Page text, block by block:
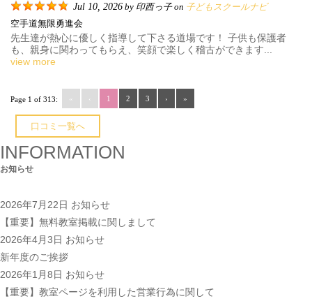
Jul 10, 2026 by 印西っ子on 子どもスクールナビ
空手道無限勇進会
先生達が熱心に優しく指導して下さる道場です！ 子供も保護者
も、親身に関わってもらえ、笑顔で楽しく稽古ができます...
view more
Page 1 of 313: « ‹ 1 2 3 › »
口コミ一覧へ
INFORMATION
お知らせ
2026年7月22日 お知らせ
【重要】無料教室掲載に関しまして
2026年4月3日 お知らせ
新年度のご挨拶
2026年1月8日 お知らせ
【重要】教室ページを利用した営業行為に関して